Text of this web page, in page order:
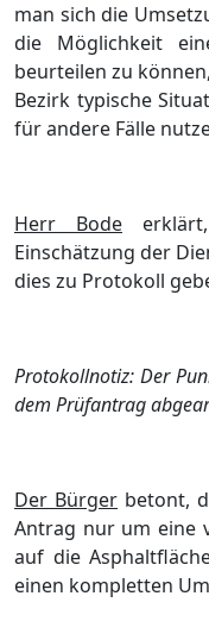
man sich die
die Möglichkeit
beurteilen zu
Bezirk typische
für andere Fälle
Herr Bode
Einschätzung der
dies zu Protokoll
Protokollnotiz: Der
dem Prüfantrag
Der Bürger betont,
Antrag nur um eine
auf die
einen kompletten